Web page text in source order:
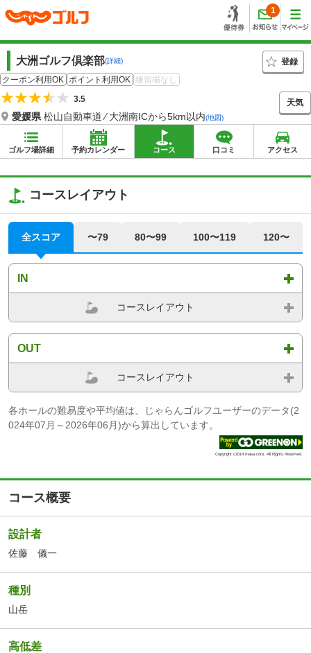
1
大洲ゴルフ倶楽部(詳細)
登録
クーポン利用OK ポイント利用OK 練習場なし
3.5
愛媛県 松山自動車道 ⁄ 大洲南ICから5km以内(地図)
天気
ゴルフ場詳細 予約カレンダー コース 口コミ アクセス
コースレイアウト
全スコア 〜79 80〜99 100〜119 120〜
IN
コースレイアウト
OUT
コースレイアウト
各ホールの難易度や平均値は、じゃらんゴルフユーザーのデータ(2
024年07月～2026年06月)から算出しています。
Copyright c2014 masa corp. All Rights Reserved.
コース概要
設計者
佐藤 儀一
種別
山岳
高低差